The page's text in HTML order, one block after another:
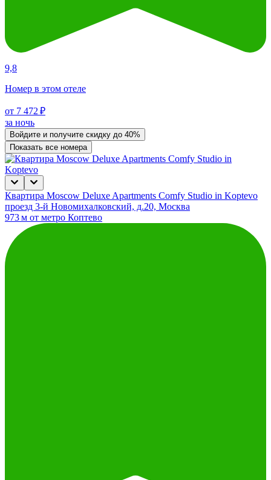
9,8
Номер в этом отеле
от 7 472 ₽
за ночь
Войдите и получите скидку до 40%
Показать все номера
Квартира Moscow Deluxe Apartments Comfy Studio in Koptevo
проезд 3-й Новомихалковский, д.20, Москва
973 м от метро Коптево